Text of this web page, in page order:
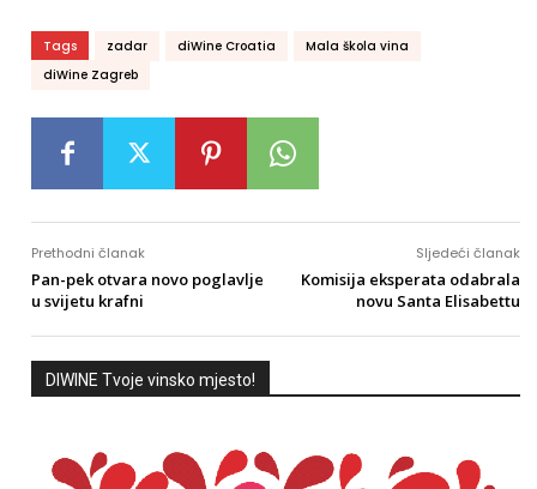
Tags zadar diWine Croatia
Mala škola vina
diWine Zagreb
Prethodni članak
Pan-pek otvara novo poglavlje
u svijetu krafni
Sljedeći članak
Komisija eksperata odabrala
novu Santa Elisabettu
DIWINE Tvoje vinsko mjesto!